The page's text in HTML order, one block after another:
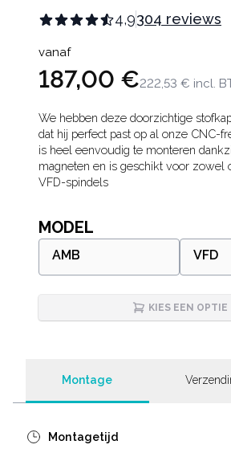
4,9304 reviews
Product
vanaf
187,00 €222,53 € incl.
Description
We hebben deze doorzichtige
dat hij perfect past op al onze CNC-
is heel eenvoudig te monteren
magneten en is geschikt voor zowel
VFD-spindels
MODEL
AMB VFD
KIES EEN OPTIE
Montage
Montagetijd